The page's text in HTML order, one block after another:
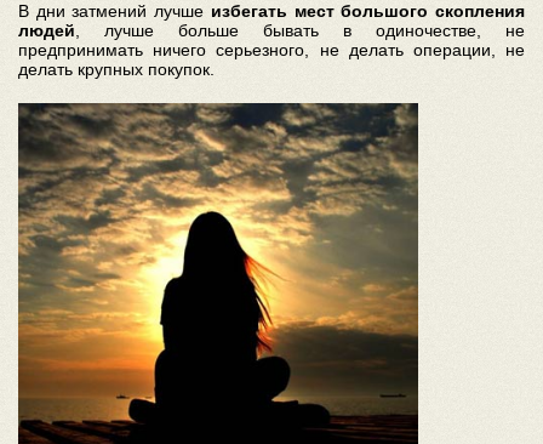
В дни затмений лучше избегать мест большого скопления
людей, лучше больше бывать в одиночестве, не
предпринимать ничего серьезного, не делать операции, не
делать крупных покупок.